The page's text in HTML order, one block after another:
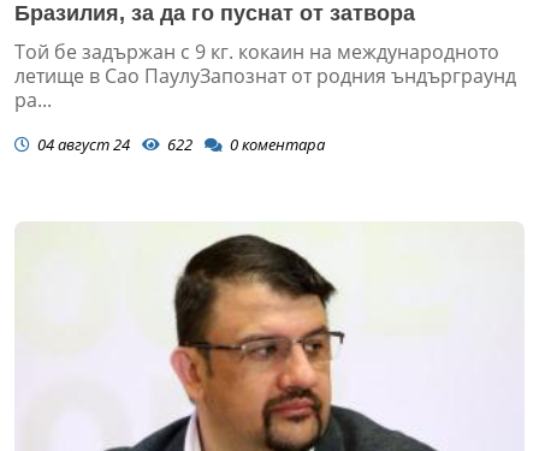
Бразилия, за да го пуснат от затвора
Той бе задържан с 9 кг. кокаин на международното
летище в Сао ПаулуЗапознат от родния ъндърграунд
ра...
04 август 24 622 0коментара